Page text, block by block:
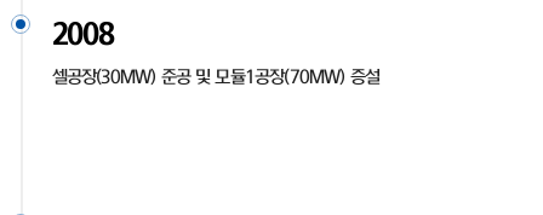
2008
셀공장(30MW) 준공 및 모듈1공장(70MW) 증설